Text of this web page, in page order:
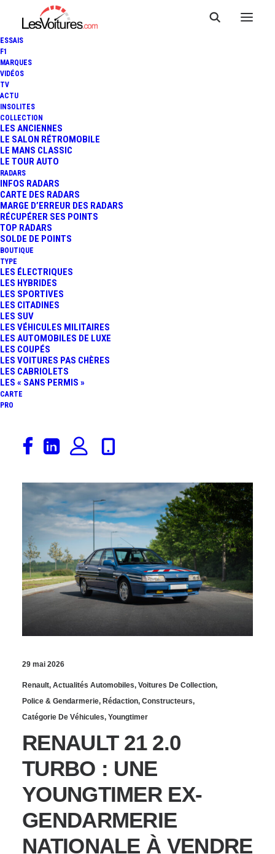
ESSAIS
F1
MARQUES
VIDÉOS
TV
ACTU
INSOLITES
COLLECTION
LES ANCIENNES
LE SALON RÉTROMOBILE
LE MANS CLASSIC
LE TOUR AUTO
RADARS
INFOS RADARS
CARTE DES RADARS
MARGE D’ERREUR DES RADARS
RÉCUPÉRER SES POINTS
TOP RADARS
SOLDE DE POINTS
BOUTIQUE
TYPE
LES ÉLECTRIQUES
LES HYBRIDES
LES SPORTIVES
LES CITADINES
LES SUV
LES VÉHICULES MILITAIRES
LES AUTOMOBILES DE LUXE
LES COUPÉS
LES VOITURES PAS CHÈRES
LES CABRIOLETS
LES « SANS PERMIS »
CARTE
PRO
Le termeYoungtimer
ne sont ni tout à fait modernes, ni tout à fait
classiques, généralement fabriquées entre les
années 1980 et 2000. Ces véhicules,
aujourd'hui recherchés par les passionnés,
allient un certain charme rétro à des
technologies encore accessibles. Parmi les
3 E30, la
Volkswagen Golf GTI
évoquent la nostalgie d'une époque et restent
un excellent choix pour ceux qui veulent
débuter dans l'univers des voitures de
collection.
25 juin 2026
L’HISTOIRE INCROYABLE
D’UN EXEMPLAIRE
MIRACULÉ EN
RESTAURATION
29 mai 2026
Renault, Actualités Automobiles, Voitures De Collection,
Police & Gendarmerie, Rédaction, Constructeurs,
Catégorie De Véhicules, Youngtimer
RENAULT 21 2.0
TURBO : UNE
YOUNGTIMER EX-
GENDARMERIE
NATIONALE À VENDRE